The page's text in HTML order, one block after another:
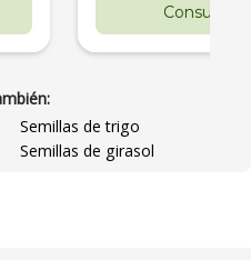
Consultar
Semillas de trigo
Semillas de girasol